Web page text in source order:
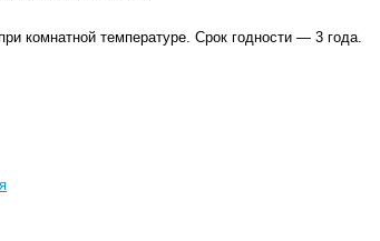
комнатной температуре. Срок годности — 3 года.